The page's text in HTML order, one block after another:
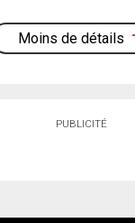
Moins de détails
PUBLICITÉ